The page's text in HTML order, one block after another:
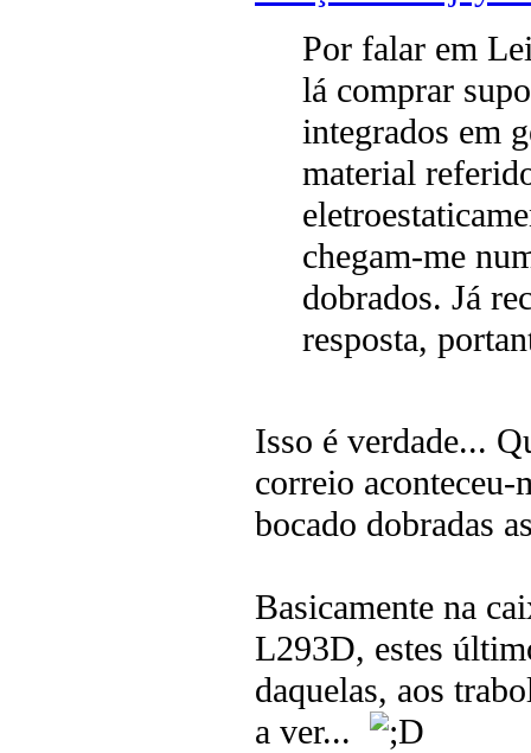
Por falar em
lá comprar
integrados em
material
chegam-me
dobrados. Já
resposta,
Isso é verdade...
correio
bocado dobradas
Basicamente na
L293D, estes
daquelas, aos
a ver...